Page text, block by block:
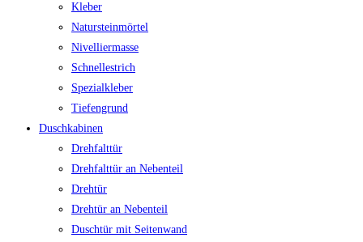
Kleber
Natursteinmörtel
Nivelliermasse
Schnellestrich
Spezialkleber
Tiefengrund
Duschkabinen
Drehfalttür
Drehfalttür an Nebenteil
Drehtür
Drehtür an Nebenteil
Duschtür mit Seitenwand